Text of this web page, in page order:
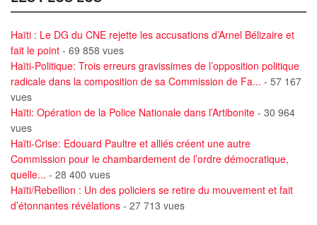
Haïti : Le DG du CNE rejette les accusations d’Arnel Bélizaire et
fait le point - 69 858 vues
Haïti-Politique: Trois erreurs gravissimes de l’opposition politique
radicale dans la composition de sa Commission de Fa... - 57 167
vues
Haïti: Opération de la Police Nationale dans l’Artibonite - 30 964
vues
Haïti-Crise: Edouard Paultre et alliés créent une autre
Commission pour le chambardement de l’ordre démocratique,
quelle... - 28 400 vues
Haïti/Rebellion : Un des policiers se retire du mouvement et fait
d’étonnantes révélations - 27 713 vues